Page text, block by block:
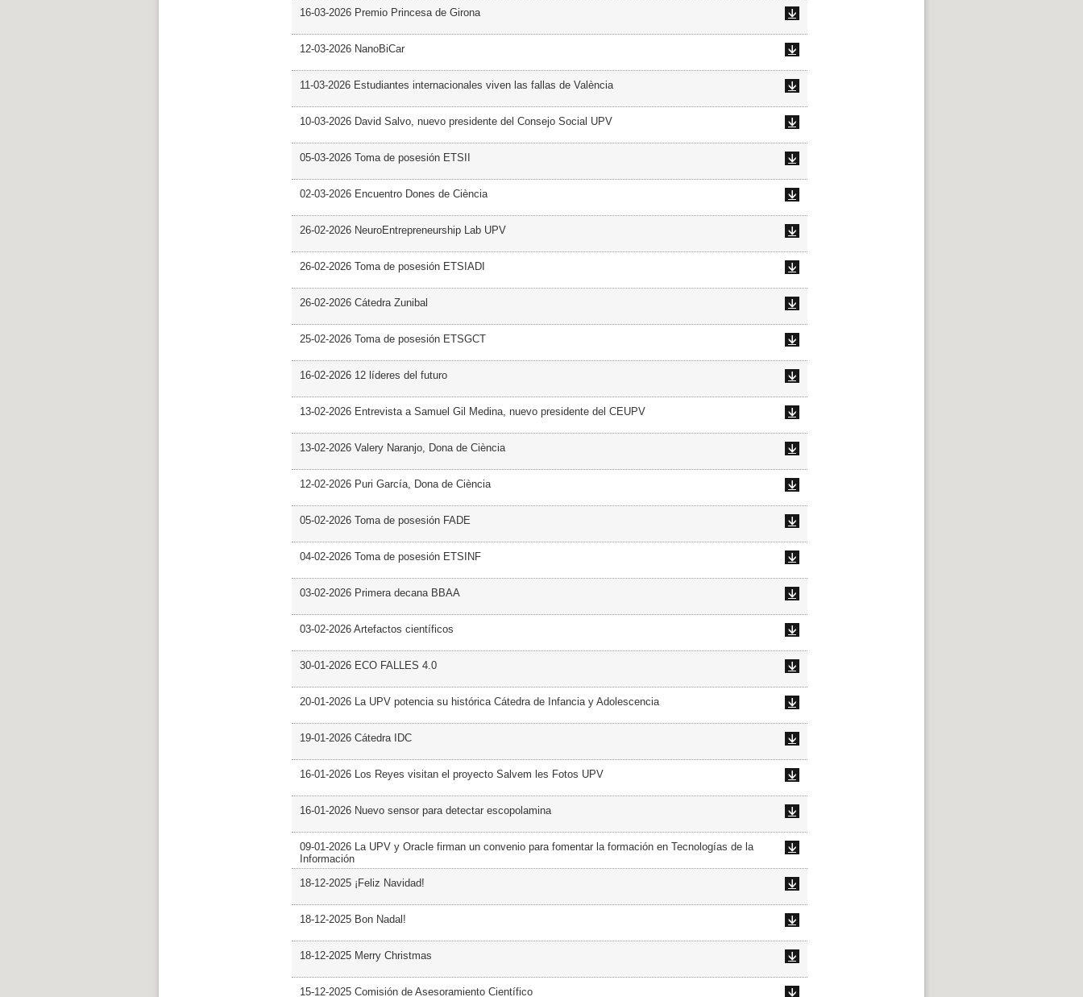
16-03-2026 Premio Princesa de Girona
12-03-2026 NanoBiCar
11-03-2026 Estudiantes internacionales viven las fallas de València
10-03-2026 David Salvo, nuevo presidente del Consejo Social UPV
05-03-2026 Toma de posesión ETSII
02-03-2026 Encuentro Dones de Ciència
26-02-2026 NeuroEntrepreneurship Lab UPV
26-02-2026 Toma de posesión ETSIADI
26-02-2026 Cátedra Zunibal
25-02-2026 Toma de posesión ETSGCT
16-02-2026 12 líderes del futuro
13-02-2026 Entrevista a Samuel Gil Medina, nuevo presidente del CEUPV
13-02-2026 Valery Naranjo, Dona de Ciència
12-02-2026 Puri García, Dona de Ciència
05-02-2026 Toma de posesión FADE
04-02-2026 Toma de posesión ETSINF
03-02-2026 Primera decana BBAA
03-02-2026 Artefactos científicos
30-01-2026 ECO FALLES 4.0
20-01-2026 La UPV potencia su histórica Cátedra de Infancia y Adolescencia
19-01-2026 Cátedra IDC
16-01-2026 Los Reyes visitan el proyecto Salvem les Fotos UPV
16-01-2026 Nuevo sensor para detectar escopolamina
09-01-2026 La UPV y Oracle firman un convenio para fomentar la formación en Tecnologías de la
Información
18-12-2025 ¡Feliz Navidad!
18-12-2025 Bon Nadal!
18-12-2025 Merry Christmas
15-12-2025 Comisión de Asesoramiento Científico